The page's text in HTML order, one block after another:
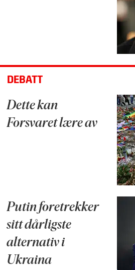
DEBATT
Dette kan
Forsvaret lære av
Putin foretrekker
sitt dårligste
alternativ i
Ukraina